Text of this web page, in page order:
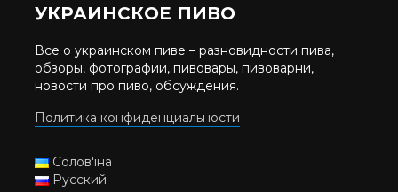
УКРАИНСКОЕ ПИВО
Все о украинском пиве – разновидности пива,
обзоры, фотографии, пивовары, пивоварни,
новости про пиво, обсуждения.
Политика конфиденциальности
Солов'їна
Русский